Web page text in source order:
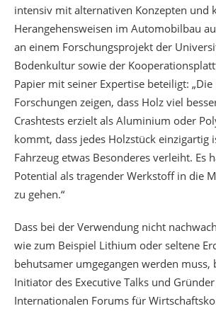
intensiv mit alternativen Konzepten und
Herangehensweisen im Automobilbau
an einem Forschungsprojekt der
Bodenkultur sowie der
Papier mit seiner Expertise beteiligt: „Die
Forschungen zeigen, dass Holz viel
Crashtests erzielt als Aluminium oder
kommt, dass jedes Holzstück einzigartig
Fahrzeug etwas Besonderes verleiht. Es
Potential als tragender Werkstoff in die
zu gehen.“
Dass bei der Verwendung nicht
wie zum Beispiel Lithium oder seltene
behutsamer umgegangen werden muss,
Initiator des Executive Talks und
Internationalen Forums für